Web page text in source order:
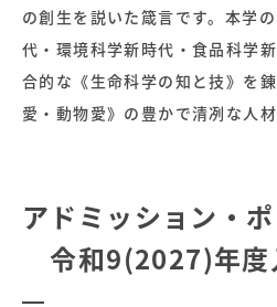
の創生を説いた箴言です。本学
代・環境科学新時代・食品科学
合的な《生命科学の知と技》を
愛・動物愛》の豊かで清冽な人材
アドミッション・
令和9(2027)年度